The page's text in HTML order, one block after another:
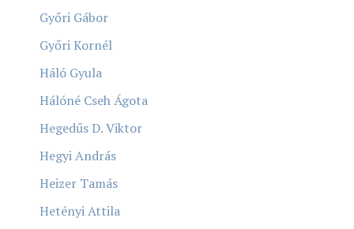
Győri Gábor
Győri Kornél
Háló Gyula
Hálóné Cseh Ágota
Hegedűs D. Viktor
Hegyi András
Heizer Tamás
Hetényi Attila